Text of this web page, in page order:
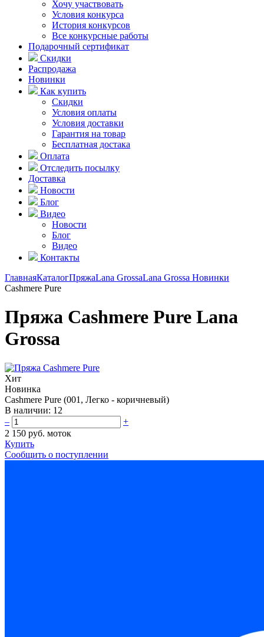
Хочу участвовать
Условия конкурса
История конкурсов
Все конкурсные работы
Подарочный сертификат
Скидки
Распродажа
Новинки
Как купить
Скидки
Условия оплаты
Условия доставки
Гарантия на товар
Бесплатная достака
Оплата
Отследить посылку
Доставка
Новости
Блог
Видео
Новости
Блог
Видео
Контакты
ГлавнаяКаталогПряжаLana GrossaLana Grossa Новинки
Cashmere Pure
Пряжа Cashmere Pure Lana
Grossa
Хит
Новинка
Cashmere Pure (001, Легко - коричневый)
В наличии: 12
–
+
2 150 руб. моток
Купить
Сообщить о поступлении